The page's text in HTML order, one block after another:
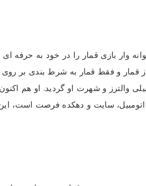
وار بازی قمار را در خود به حرفه
قمار و فقط قمار به شرط بندی بر
سایت و دهکده فرصت است، این